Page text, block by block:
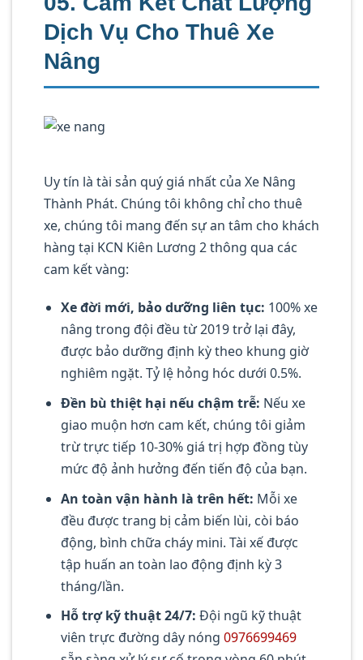
Dịch Vụ Cho Thuê Xe
Nâng
Uy tín là tài sản quý giá nhất của Xe Nâng
Thành Phát. Chúng tôi không chỉ cho thuê
xe, chúng tôi mang đến sự an tâm cho khách
hàng tại KCN Kiên Lương 2 thông qua các
cam kết vàng:
Xe đời mới, bảo dưỡng liên tục: 100% xe
nâng trong đội đều từ 2019 trở lại đây,
được bảo dưỡng định kỳ theo khung giờ
nghiêm ngặt. Tỷ lệ hỏng hóc dưới 0.5%.
Đền bù thiệt hại nếu chậm trễ: Nếu xe
giao muộn hơn cam kết, chúng tôi giảm
trừ trực tiếp 10-30% giá trị hợp đồng tùy
mức độ ảnh hưởng đến tiến độ của bạn.
An toàn vận hành là trên hết: Mỗi xe
đều được trang bị cảm biến lùi, còi báo
động, bình chữa cháy mini. Tài xế được
tập huấn an toàn lao động định kỳ 3
tháng/lần.
Hỗ trợ kỹ thuật 24/7: Đội ngũ kỹ thuật
viên trực đường dây nóng 0976699469